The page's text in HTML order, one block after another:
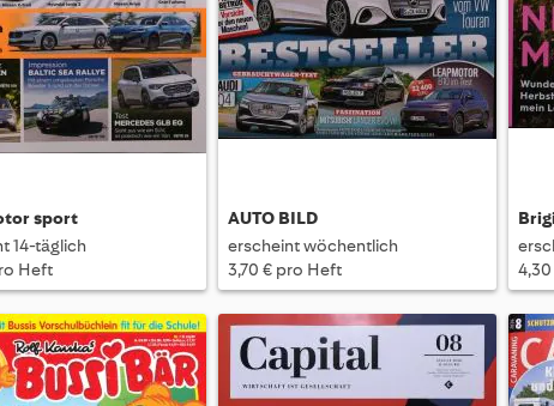
sport
14-täglich
Heft
AUTO BILD
erscheint wöchentlich
3,70 € pro Heft